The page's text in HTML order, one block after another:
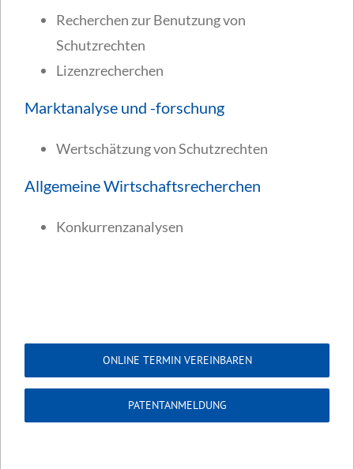
Recherchen zur Benutzung von
Schutzrechten
Lizenzrecherchen
Marktanalyse und -forschung
Wertschätzung von Schutzrechten
Allgemeine Wirtschaftsrecherchen
Konkurrenzanalysen
ONLINE TERMIN VEREINBAREN
PATENTANMELDUNG